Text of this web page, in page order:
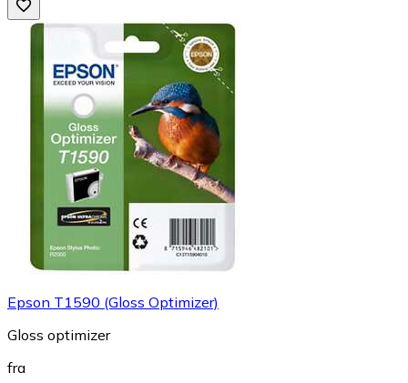
Epson T1590 (Gloss Optimizer)
Gloss optimizer
fra